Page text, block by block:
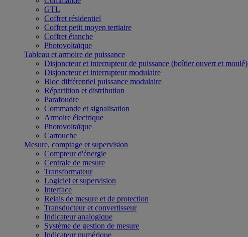
GTL
Coffret résidentiel
Coffret petit moyen tertiaire
Coffret étanche
Photovoltaïque
Tableau et armoire de puissance
Disjoncteur et interrupteur de puissance (boîtier ouvert et moulé)
Disjoncteur et interrupteur modulaire
Bloc différentiel puissance modulaire
Répartition et distribution
Parafoudre
Commande et signalisation
Armoire électrique
Photovoltaïque
Cartouche
Mesure, comptage et supervision
Compteur d'énergie
Centrale de mesure
Transformateur
Logiciel et supervision
Interface
Relais de mesure et de protection
Transducteur et convertisseur
Indicateur analogique
Système de gestion de mesure
Indicateur numérique